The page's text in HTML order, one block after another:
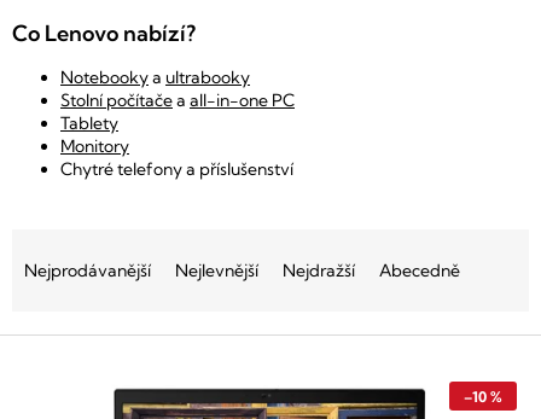
Co Lenovo nabízí?
Notebookya ultrabooky
Stolní počítačea all-in-one PC
Tablety
Monitory
Chytré telefony a příslušenství
Nejprodávanější Nejlevnější Nejdražší Abecedně
–10 %